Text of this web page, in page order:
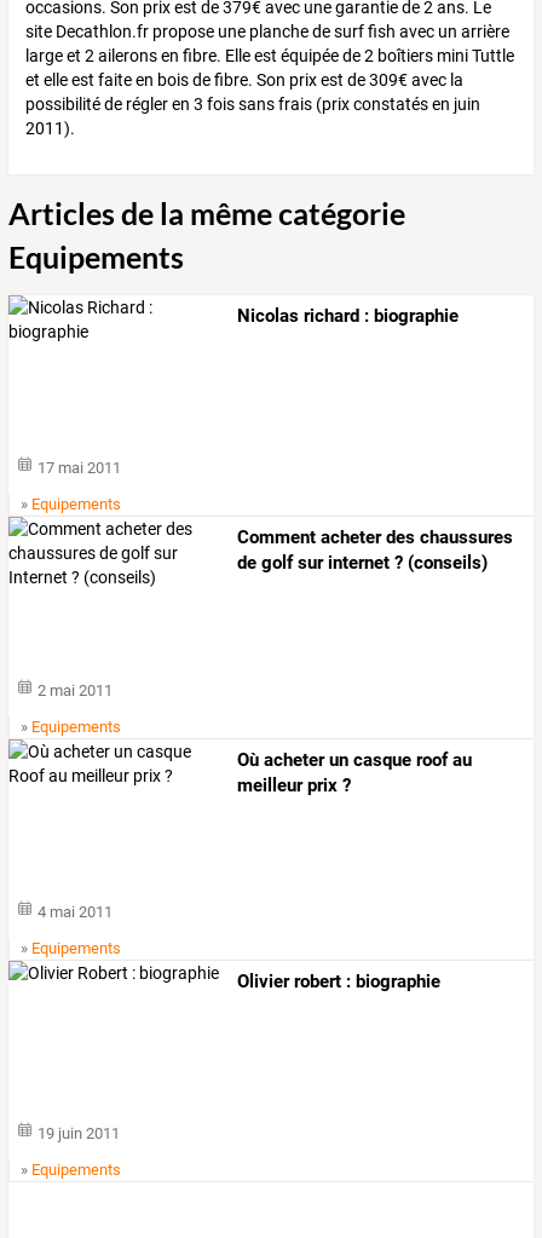
occasions. Son prix est de 379€ avec une garantie de 2 ans. Le
site Decathlon.fr propose une planche de surf fish avec un arrière
large et 2 ailerons en fibre. Elle est équipée de 2 boîtiers mini Tuttle
et elle est faite en bois de fibre. Son prix est de 309€ avec la
possibilité de régler en 3 fois sans frais (prix constatés en juin
2011).
Articles de la même catégorie
Equipements
Nicolas richard : biographie
17 mai 2011
» Equipements
Comment acheter des chaussures
de golf sur internet ? (conseils)
2 mai 2011
» Equipements
Où acheter un casque roof au
meilleur prix ?
4 mai 2011
» Equipements
Olivier robert : biographie
19 juin 2011
» Equipements